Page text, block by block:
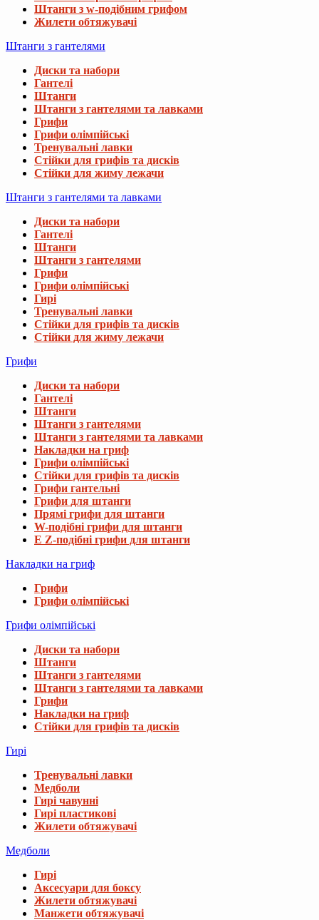
Штанги з w-подібним грифом
Жилети обтяжувачі
Штанги з гантелями
Диски та набори
Гантелі
Штанги
Штанги з гантелями та лавками
Грифи
Грифи олімпійські
Тренувальні лавки
Стійки для грифів та дисків
Стійки для жиму лежачи
Штанги з гантелями та лавками
Диски та набори
Гантелі
Штанги
Штанги з гантелями
Грифи
Грифи олімпійські
Гирі
Тренувальні лавки
Стійки для грифів та дисків
Стійки для жиму лежачи
Грифи
Диски та набори
Гантелі
Штанги
Штанги з гантелями
Штанги з гантелями та лавками
Накладки на гриф
Грифи олімпійські
Стійки для грифів та дисків
Грифи гантельні
Грифи для штанги
Прямі грифи для штанги
W-подібні грифи для штанги
E Z-подібні грифи для штанги
Накладки на гриф
Грифи
Грифи олімпійські
Грифи олімпійські
Диски та набори
Штанги
Штанги з гантелями
Штанги з гантелями та лавками
Грифи
Накладки на гриф
Стійки для грифів та дисків
Гирі
Тренувальні лавки
Медболи
Гирі чавунні
Гирі пластикові
Жилети обтяжувачі
Медболи
Гирі
Аксесуари для боксу
Жилети обтяжувачі
Манжети обтяжувачі